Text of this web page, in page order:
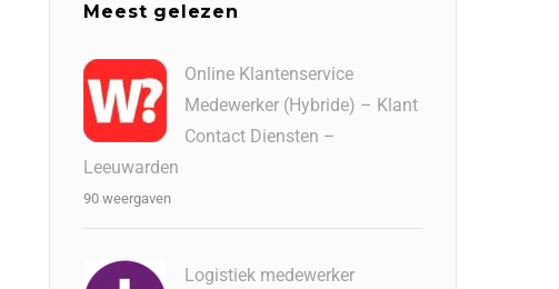
Meest gelezen
Online Klantenservice
Medewerker (Hybride) – Klant
Contact Diensten –
Leeuwarden
90 weergaven
Logistiek medewerker